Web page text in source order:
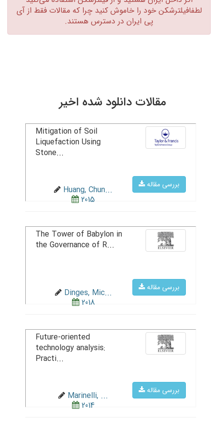
لطفافیلترشکن خود را خاموش کنید چرا که مقالات فقط از آی
پی ایران در دسترس هستند.‏
مقالات دانلود شده اخیر
بررسی مقاله
Mitigation of Soil
Liquefaction Using
Stone...
Huang, Chun...
2015
بررسی مقاله
The Tower of Babylon in
the Governance of R...
Dinges, Mic...
2018
بررسی مقاله
Future-oriented
technology analysis:
Practi...
Marinelli, ...
2014